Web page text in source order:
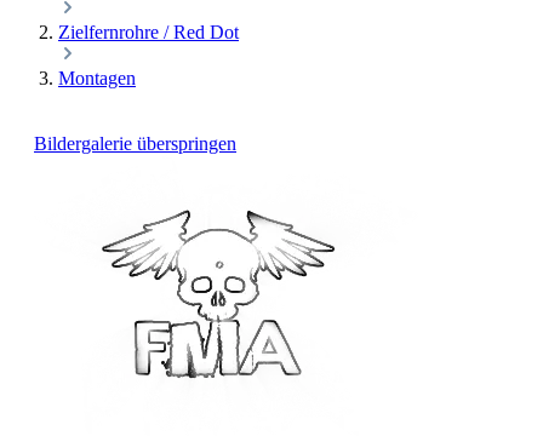
Zielfernrohre / Red Dot
Montagen
Bildergalerie überspringen